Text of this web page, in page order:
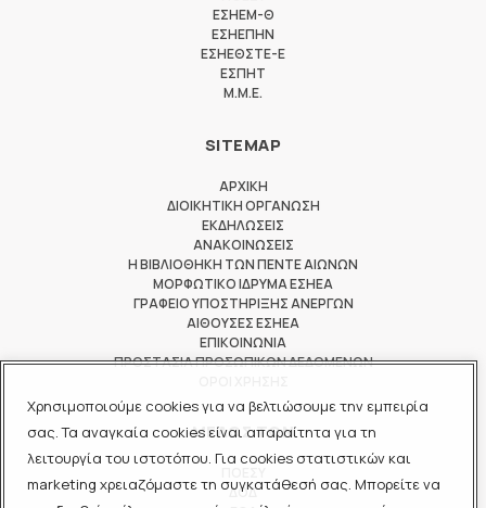
Χρησιμοποιούμε cookies για να βελτιώσουμε την εμπειρία
σας. Τα αναγκαία cookies είναι απαραίτητα για τη
λειτουργία του ιστοτόπου. Για cookies στατιστικών και
marketing χρειαζόμαστε τη συγκατάθεσή σας. Μπορείτε να
ΕΣΗΕΜ-Θ
ΕΣΗΕΠΗΝ
ΕΣΗΕΘΣΤΕ-Ε
ΕΣΠΗΤ
M.M.E.
SITEMAP
ΑΡΧΙΚΗ
ΔΙΟΙΚΗΤΙΚΗ ΟΡΓΑΝΩΣΗ
ΕΚΔΗΛΩΣΕΙΣ
ΑΝΑΚΟΙΝΩΣΕΙΣ
Η ΒΙΒΛΙΟΘΗΚΗ ΤΩΝ ΠΕΝΤΕ ΑΙΩΝΩΝ
ΜΟΡΦΩΤΙΚΟ ΙΔΡΥΜΑ ΕΣΗΕΑ
ΓΡΑΦΕΙΟ ΥΠΟΣΤΗΡΙΞΗΣ ΑΝΕΡΓΩΝ
ΑΙΘΟΥΣΕΣ ΕΣΗΕΑ
ΕΠΙΚΟΙΝΩΝΙΑ
ΠΡΟΣΤΑΣΙΑ ΠΡΟΣΩΠΙΚΩΝ ΔΕΔΟΜΕΝΩΝ
ΜΕΛΟΣ ΤΩΝ
ΔΟΔ